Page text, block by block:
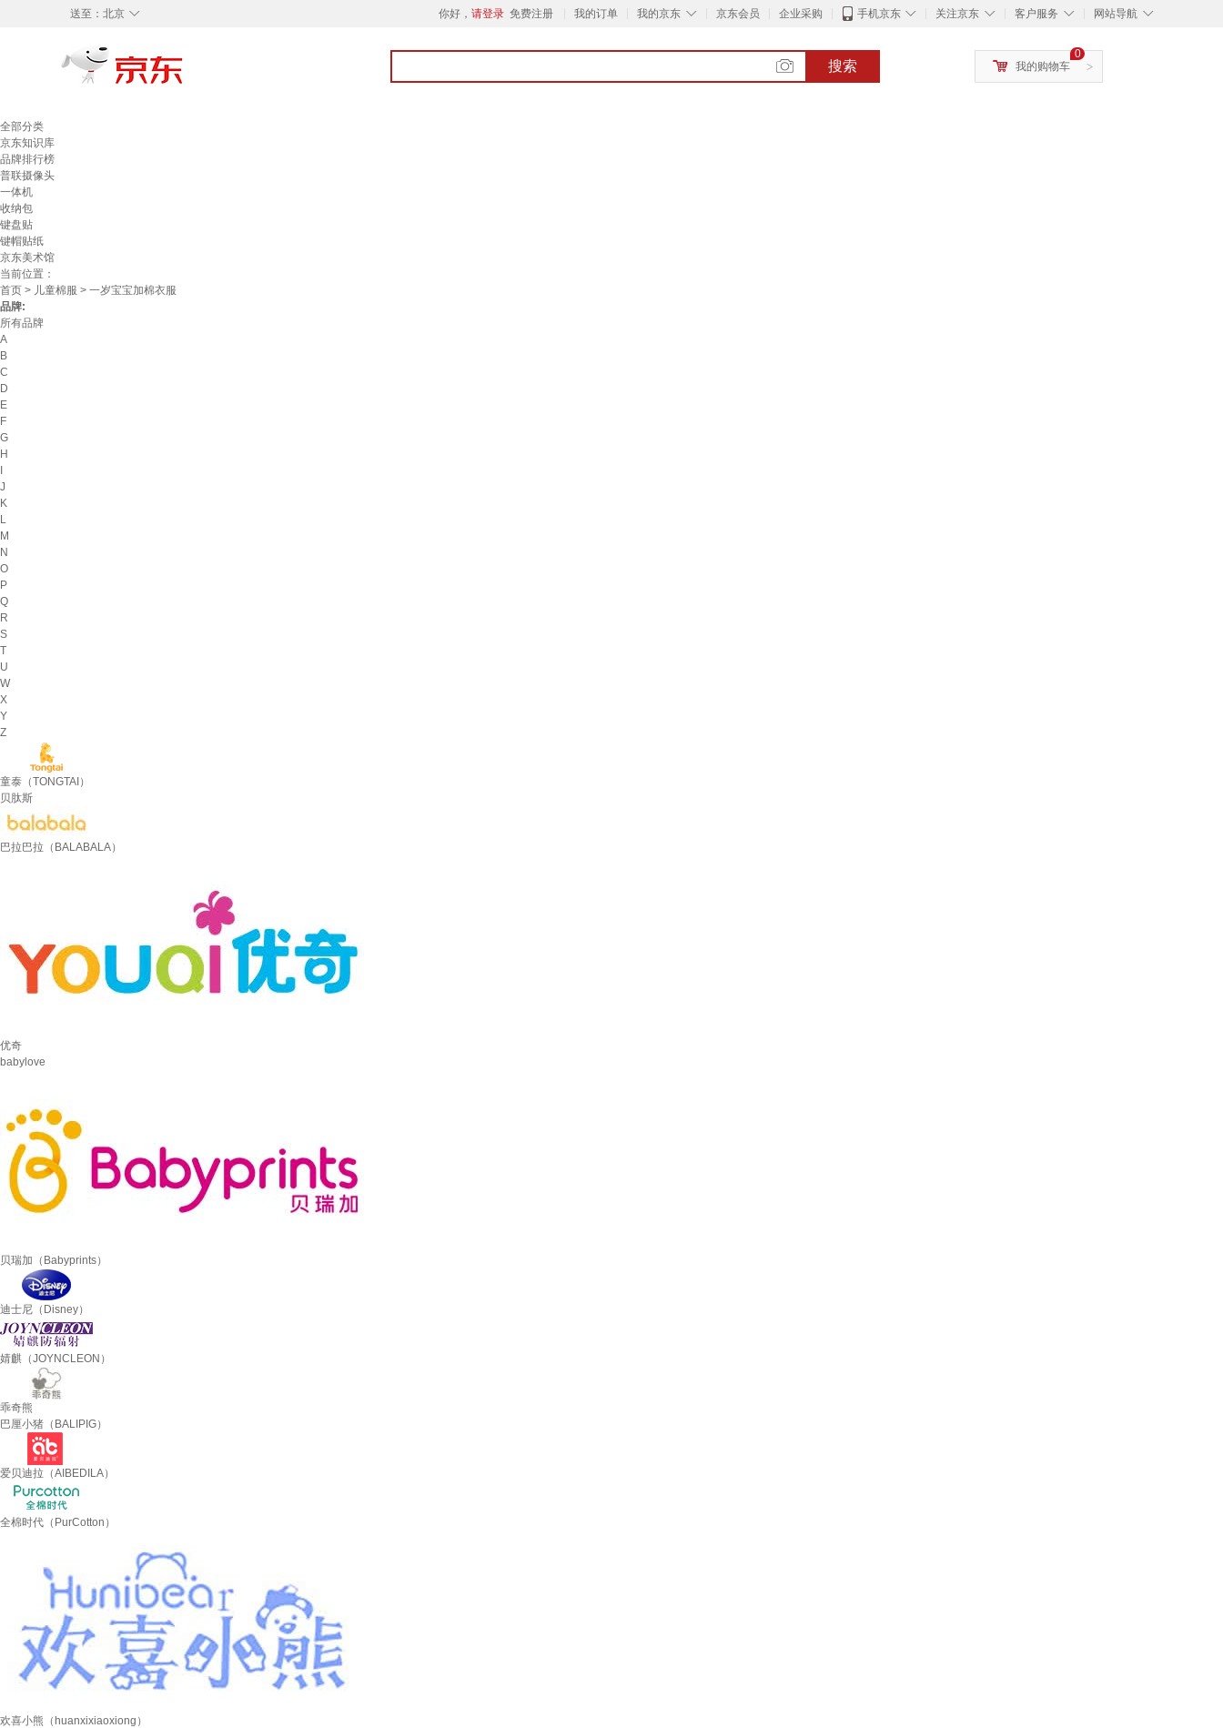
◇
送至： 北京 你好， 请登录 免费注册 我的订单 ◇
我的京东 京东会员 企业采购 ◇
手机京东 ◇
关注京东 ◇
客户服务 ◇
网站导航
搜索 >
0
我的购物车
全部分类
京东知识库
品牌排行榜
普联摄像头
一体机
收纳包
键盘贴
键帽贴纸
京东美术馆
当前位置：
首页 > 儿童棉服 > 一岁宝宝加棉衣服
品牌:
所有品牌
A
B
C
D
E
F
G
H
J
K
L
M
N
O
P
Q
R
S
T
U
W
X
Y
Z
童泰（TONGTAI）
贝肽斯
巴拉巴拉（BALABALA）
优奇
babylove
贝瑞加（Babyprints）
迪士尼（Disney）
婧麒（JOYNCLEON）
乖奇熊
巴厘小猪（BALIPIG）
爱贝迪拉（AIBEDILA）
全棉时代（PurCotton）
欢喜小熊（huanxixiaoxiong）